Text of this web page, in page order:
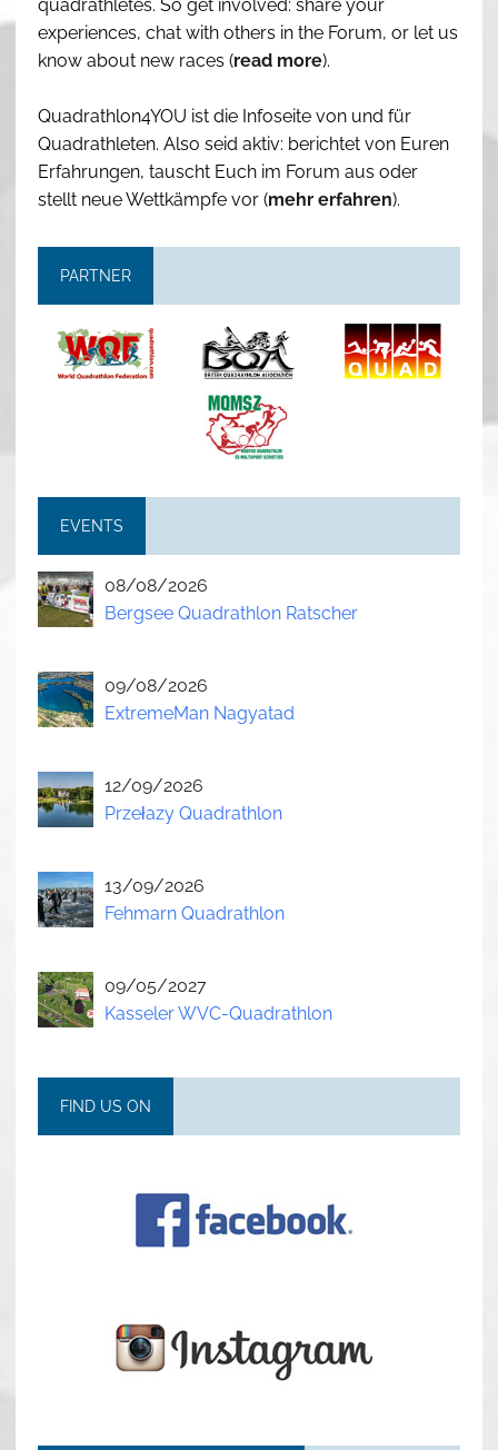
quadrathletes. So get involved: share your
experiences, chat with others in the Forum, or let us
know about new races (read more).
Quadrathlon4YOU ist die Infoseite von und für
Quadrathleten. Also seid aktiv: berichtet von Euren
Erfahrungen, tauscht Euch im Forum aus oder
stellt neue Wettkämpfe vor (mehr erfahren).
PARTNER
EVENTS
08/08/2026
Bergsee Quadrathlon Ratscher
09/08/2026
ExtremeMan Nagyatad
12/09/2026
Przełazy Quadrathlon
13/09/2026
Fehmarn Quadrathlon
09/05/2027
Kasseler WVC-Quadrathlon
FIND US ON